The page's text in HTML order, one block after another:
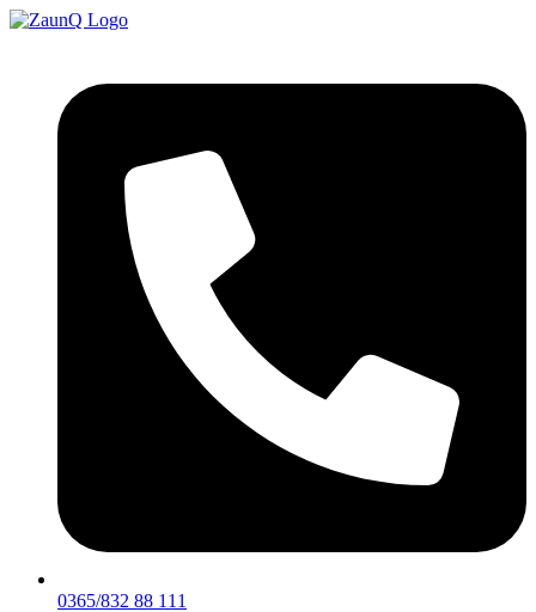
0365/832 88 111